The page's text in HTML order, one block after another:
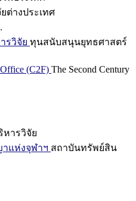
ต่างประเทศ
รวิจัย ทุนสนับสนุนยุทธศาสตร์
(C2F) The Second Century
หารวิจัย
แห่งจุฬาฯ สถาบันทรัพย์สิน